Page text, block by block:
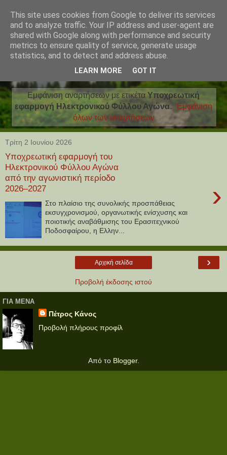
Εμφάνιση αναρτήσεων με ετικέτα Υποχρεωτική
εφαρμογή Ηλεκτρονικού Φύλλου Αγώνα. Εμφάνιση
όλων των αναρτήσεων
Τρίτη 2 Ιουνίου 2026
Υποχρεωτική εφαρμογή του
Ηλεκτρονικού Φύλλου Αγώνα
από την αγωνιστική περίοδο
2026–2027
›
Στο πλαίσιο της συνολικής προσπάθειας
εκσυγχρονισμού, οργανωτικής ενίσχυσης και
ποιοτικής αναβάθμισης του Ερασιτεχνικού
Ποδοσφαίρου, η Ελλην...
›
Αρχική σελίδα
Προβολή έκδοσης ιστού
ΓΙΑ ΜΕΝΑ
Πέτρος Κάνος
Προβολή πλήρους προφίλ
Από το Blogger.
This site uses cookies from Google to deliver its services
and to analyze traffic. Your IP address and user-agent are
shared with Google along with performance and security
metrics to ensure quality of service, generate usage
statistics, and to detect and address abuse.
LEARN MORE GOT IT